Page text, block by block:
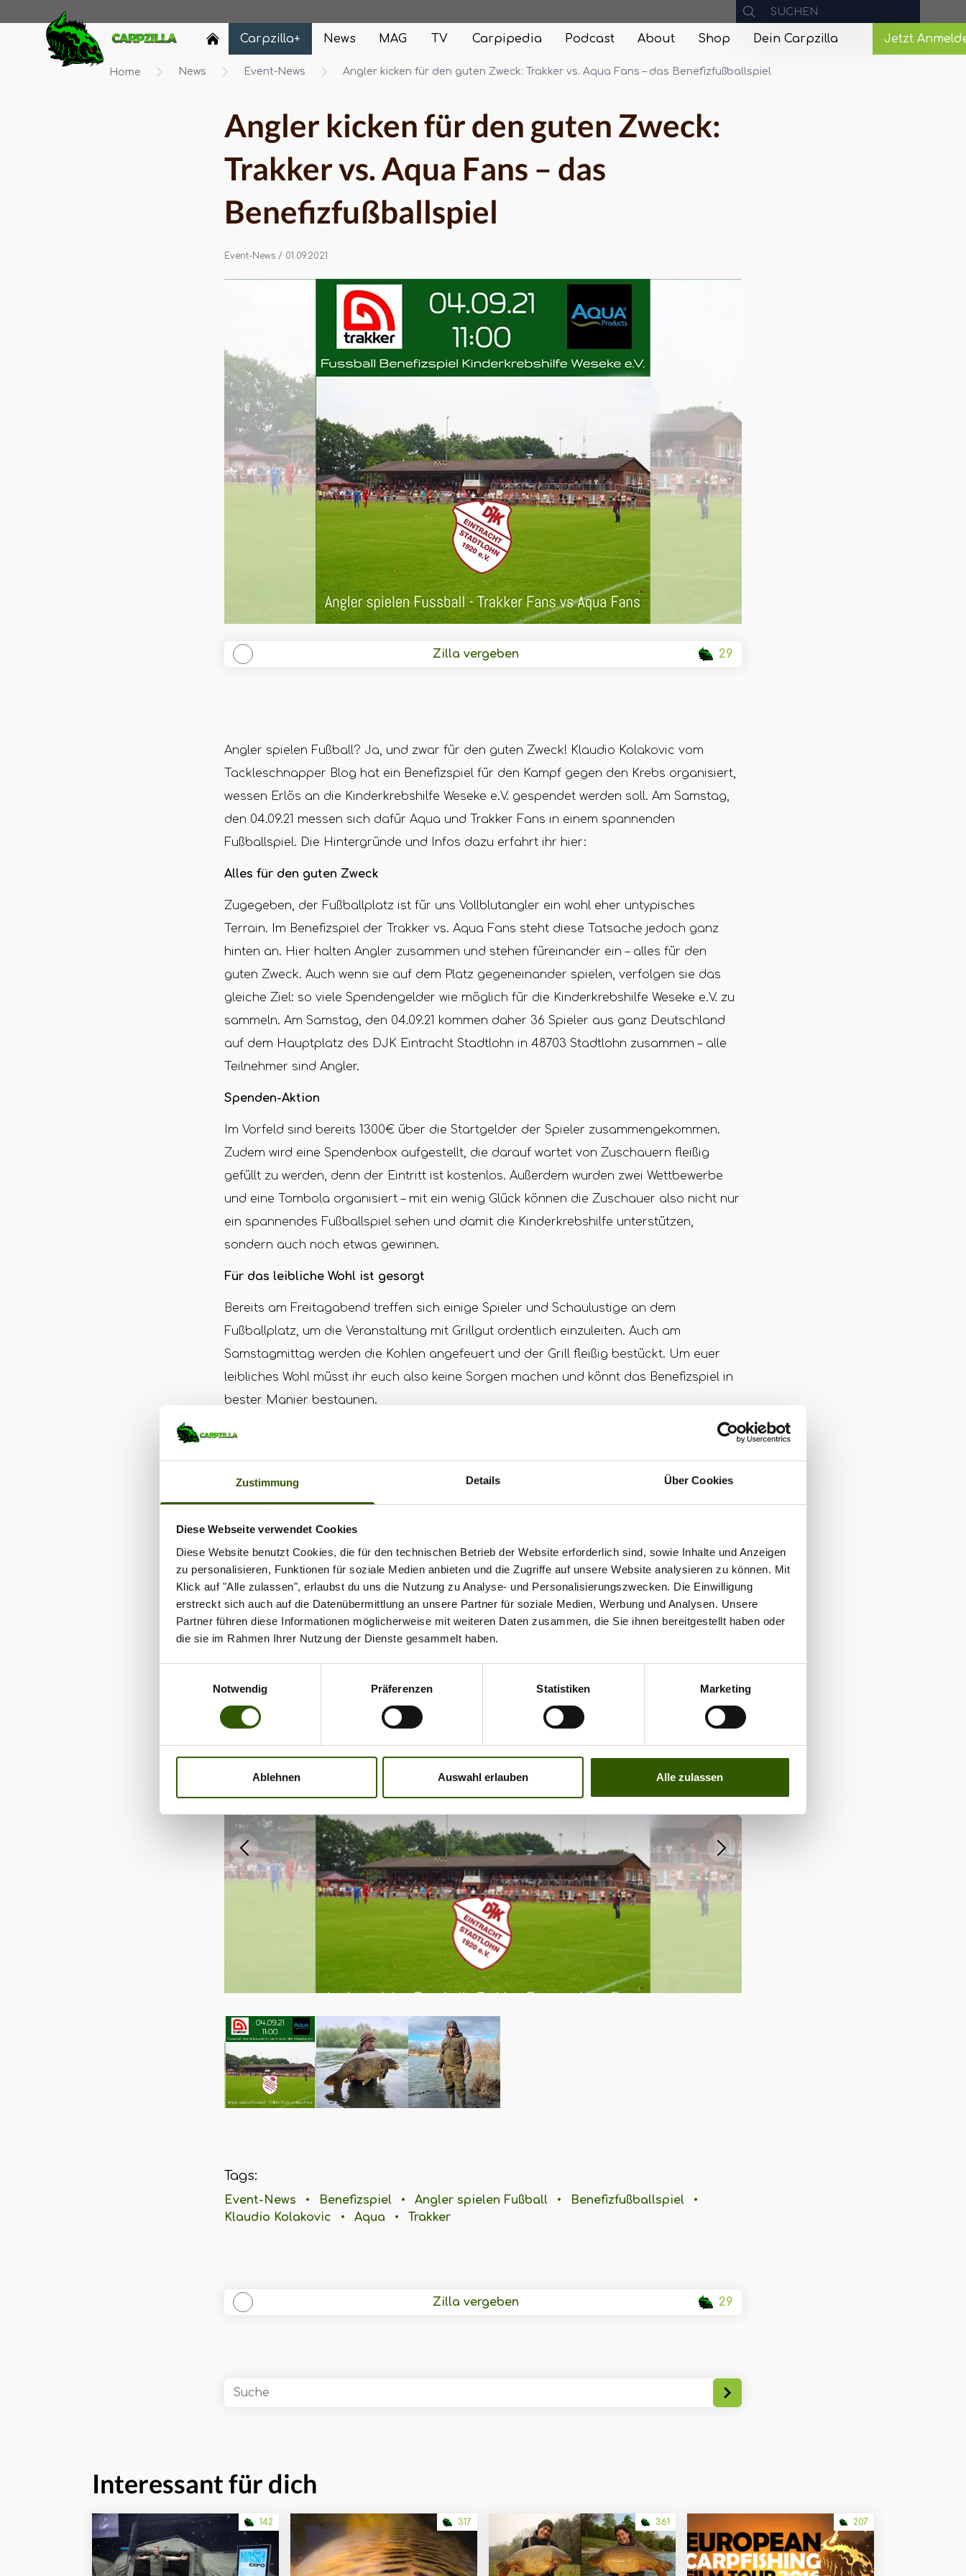
Zustimmung Details Über Cookies
Diese Webseite verwendet Cookies
Diese Website benutzt Cookies, die für den technischen Betrieb der Website erforderlich sind, sowie Inhalte und Anzeigen
zu personalisieren, Funktionen für soziale Medien anbieten und die Zugriffe auf unsere Website analysieren zu können. Mit
Klick auf "Alle zulassen", erlaubst du uns die Nutzung zu Analyse- und Personalisierungszwecken. Die Einwilligung
erstreckt sich auch auf die Datenübermittlung an unsere Partner für soziale Medien, Werbung und Analysen. Unsere
Partner führen diese Informationen möglicherweise mit weiteren Daten zusammen, die Sie ihnen bereitgestellt haben oder
die sie im Rahmen Ihrer Nutzung der Dienste gesammelt haben.
Notwendig
Präferenzen Statistiken Marketing
Ablehnen Auswahl erlauben Alle zulassen
Carpzilla Carpzilla+ News MAG TV Carpipedia Podcast About Shop Dein Carpzilla Jetzt
Home News Event-News Angler kicken für den guten Zweck: Trakker vs. Aqua Fans – das Benefizfußballspiel
Event-News / 01.09.2021
Angler kicken für den guten Zweck:
Trakker vs. Aqua Fans – das
Benefizfußballspiel
Zilla vergeben 29
Angler spielen Fußball? Ja, und zwar für den guten Zweck! Klaudio Kolakovic vom
Tackleschnapper Blog hat ein Benefizspiel für den Kampf gegen den Krebs organisiert,
wessen Erlös an die Kinderkrebshilfe Weseke e.V. gespendet werden soll. Am Samstag,
den 04.09.21 messen sich dafür Aqua und Trakker Fans in einem spannenden
Fußballspiel. Die Hintergründe und Infos dazu erfahrt ihr hier:
Alles für den guten Zweck
Zugegeben, der Fußballplatz ist für uns Vollblutangler ein wohl eher untypisches
Terrain. Im Benefizspiel der Trakker vs. Aqua Fans steht diese Tatsache jedoch ganz
hinten an. Hier halten Angler zusammen und stehen füreinander ein – alles für den
guten Zweck. Auch wenn sie auf dem Platz gegeneinander spielen, verfolgen sie das
gleiche Ziel: so viele Spendengelder wie möglich für die Kinderkrebshilfe Weseke e.V. zu
sammeln. Am Samstag, den 04.09.21 kommen daher 36 Spieler aus ganz Deutschland
auf dem Hauptplatz des DJK Eintracht Stadtlohn in 48703 Stadtlohn zusammen – alle
Teilnehmer sind Angler.
Spenden-Aktion
Im Vorfeld sind bereits 1300€ über die Startgelder der Spieler zusammengekommen.
Zudem wird eine Spendenbox aufgestellt, die darauf wartet von Zuschauern fleißig
gefüllt zu werden, denn der Eintritt ist kostenlos. Außerdem wurden zwei Wettbewerbe
und eine Tombola organisiert – mit ein wenig Glück können die Zuschauer also nicht nur
ein spannendes Fußballspiel sehen und damit die Kinderkrebshilfe unterstützen,
sondern auch noch etwas gewinnen.
Für das leibliche Wohl ist gesorgt
Bereits am Freitagabend treffen sich einige Spieler und Schaulustige an dem
Fußballplatz, um die Veranstaltung mit Grillgut ordentlich einzuleiten. Auch am
Samstagmittag werden die Kohlen angefeuert und der Grill fleißig bestückt. Um euer
leibliches Wohl müsst ihr euch also keine Sorgen machen und könnt das Benefizspiel in
bester Manier bestaunen.
Carpzilla hilft mit
Auch wir von Carpzilla wollen zu dieser tollen Spendenaktion beisteuern und werden
uns daher mit Preisen an der Tombola beteiligen. Von euch würden wir uns wünschen
das Angler-Duell für den guten Zweck durch viele Zuschauer zu unterstützen und einen
kleinen Beitrag in den Spendentopf zu werfen. Denn wir sind uns sicher: nicht nur für die
Kinderkrebshilfe Weseke e.V. wird das Benefizspiel eine wichtige Bereicherung, sondern
auch für alle Angler und Zuschauer ein ziemlich amüsanter Samstag.
Weitere Informationen zum Benefizfußballspiel findet ihr auf Klaudio´s Facebook
Account:
https://www.facebook.com/tackleschnapper/videos/567299624687519
Tags:
Event-News • Benefizspiel • Angler spielen Fußball • Benefizfußballspiel
•
Klaudio Kolakovic
• Aqua • Trakker
Zilla vergeben 29
Interessant für dich
142 317 361 207